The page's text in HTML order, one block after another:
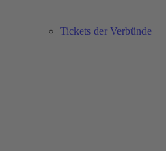
Tickets der Verbünde